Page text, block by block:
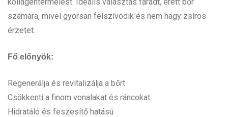
számára, mivel gyorsan felszívódik és nem hagy zsíros
érzetet.
Fő előnyök:
Regenerálja és revitalizálja a bőrt
Csökkenti a finom vonalakat és ráncokat
Hidratáló és feszesítő hatású